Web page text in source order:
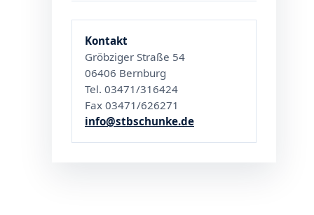
Kontakt
Gröbziger Straße 54
06406 Bernburg
Tel. 03471/316424
Fax 03471/626271
info@stbschunke.de